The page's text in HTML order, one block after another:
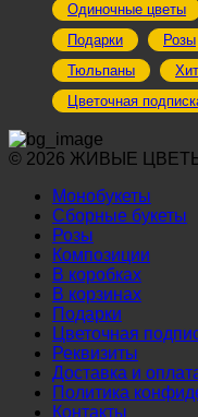
Одиночные цветы
Подарки
Розы
Тюльпаны
Цветочная
© 2026 ЖИВЫЕ ЦВЕТЫ,
Монобукеты
Сборные букеты
Розы
Композиции
В коробках
В корзинах
Подарки
Цветочная
Реквизиты
Доставка и
Политика
Контакты